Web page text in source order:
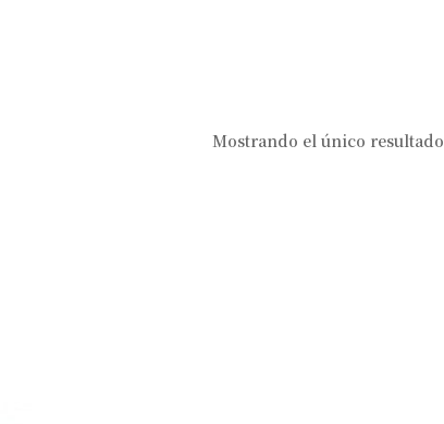
Mostrando el único resultado